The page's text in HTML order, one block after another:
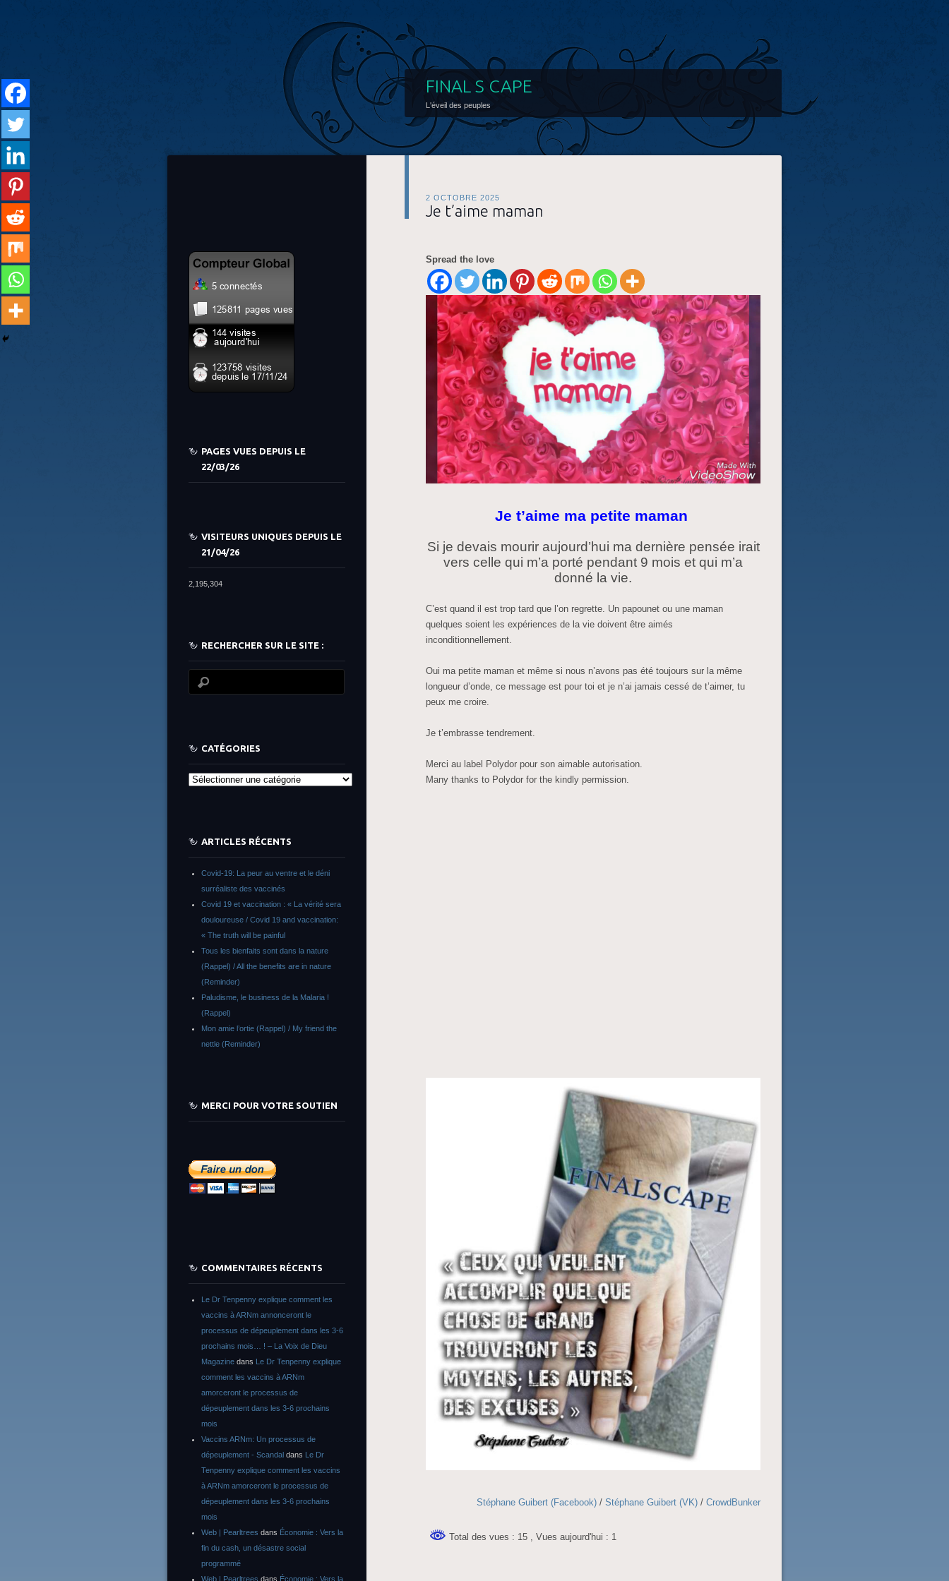
FINAL S CAPE
L'éveil des peuples
2 OCTOBRE 2025
Je t’aime maman
Spread the love
Je t’aime ma petite maman
Si je devais mourir aujourd’hui ma dernière pensée irait
vers celle qui m’a porté pendant 9 mois et qui m’a
donné la vie.
C’est quand il est trop tard que l’on regrette. Un papounet ou une maman
quelques soient les expériences de la vie doivent être aimés
inconditionnellement.
Oui ma petite maman et même si nous n’avons pas été toujours sur la même
longueur d’onde, ce message est pour toi et je n’ai jamais cessé de t’aimer, tu
peux me croire.
Je t’embrasse tendrement.
Merci au label Polydor pour son aimable autorisation.
Many thanks to Polydor for the kindly permission.
Stéphane Guibert (Facebook) / Stéphane Guibert (VK) / CrowdBunker
Total des vues : 15 , Vues aujourd'hui : 1
PAGES VUES DEPUIS LE
22/03/26
VISITEURS UNIQUES DEPUIS LE
21/04/26
2,195,304
RECHERCHER SUR LE SITE :
CATÉGORIES
Catégories
ARTICLES RÉCENTS
Covid-19: La peur au ventre et le déni
surréaliste des vaccinés
Covid 19 et vaccination : « La vérité sera
douloureuse / Covid 19 and vaccination:
« The truth will be painful
Tous les bienfaits sont dans la nature
(Rappel) / All the benefits are in nature
(Reminder)
Paludisme, le business de la Malaria !
(Rappel)
Mon amie l’ortie (Rappel) / My friend the
nettle (Reminder)
MERCI POUR VOTRE SOUTIEN
COMMENTAIRES RÉCENTS
Le Dr Tenpenny explique comment les
vaccins à ARNm annonceront le
processus de dépeuplement dans les 3-6
prochains mois… ! – La Voix de Dieu
Magazine dans Le Dr Tenpenny explique
comment les vaccins à ARNm
amorceront le processus de
dépeuplement dans les 3-6 prochains
mois
Vaccins ARNm: Un processus de
dépeuplement - Scandal dans Le Dr
Tenpenny explique comment les vaccins
à ARNm amorceront le processus de
dépeuplement dans les 3-6 prochains
mois
Web | Pearltrees dans Économie : Vers la
fin du cash, un désastre social
programmé
Web | Pearltrees dans Économie : Vers la